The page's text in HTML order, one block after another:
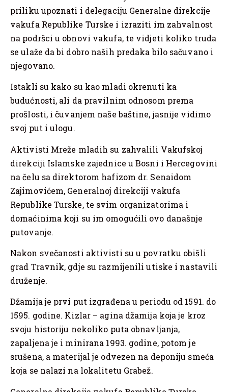
priliku upoznati i delegaciju Generalne direkcije
vakufa Republike Turske i izraziti im zahvalnost
na podršci u obnovi vakufa, te vidjeti koliko truda
se ulaže da bi dobro naših predaka bilo sačuvano i
njegovano.
Istakli su kako su kao mladi okrenuti ka
budućnosti, ali da pravilnim odnosom prema
prošlosti, i čuvanjem naše baštine, jasnije vidimo
svoj put i ulogu.
Aktivisti Mreže mladih su zahvalili Vakufskoj
direkciji Islamske zajednice u Bosni i Hercegovini
na čelu sa direktorom hafizom dr. Senaidom
Zajimovićem, Generalnoj direkciji vakufa
Republike Turske, te svim organizatorima i
domaćinima koji su im omogućili ovo današnje
putovanje.
Nakon svečanosti aktivisti su u povratku obišli
grad Travnik, gdje su razmijenili utiske i nastavili
druženje.
Džamija je prvi put izgrađena u periodu od 1591. do
1595. godine. Kizlar – agina džamija koja je kroz
svoju historiju nekoliko puta obnavljanja,
zapaljena je i minirana 1993. godine, potom je
srušena, a materijal je odvezen na deponiju smeća
koja se nalazi na lokalitetu Grabež.